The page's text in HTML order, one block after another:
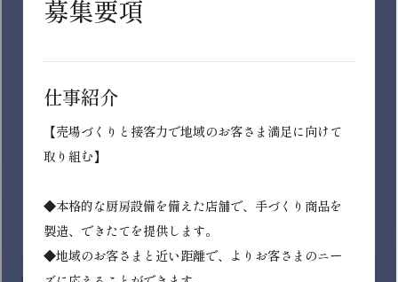
イオンデモンストレーションサービ
ス株式会社
❑イオングループ店舗における試食販売・デモンスト
❑イオンラウンジの運営受託などの流通支援事業